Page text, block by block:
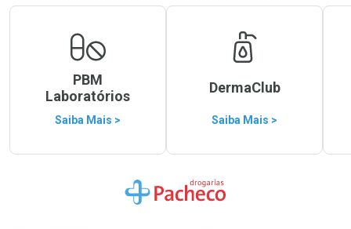
PBM
Laboratórios
Saiba Mais >
DermaClub
Saiba Mais >
Ir para a Home